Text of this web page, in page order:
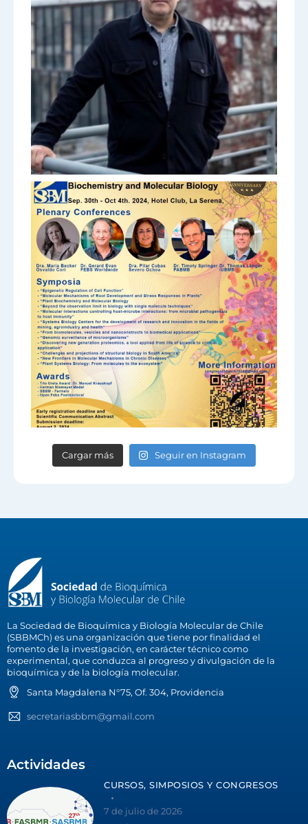
Cargar más Seguir en Instagram
La Sociedad de Bioquímica y Biología Molecular de Chile
(SBBMCh) es una organización que tiene por finalidad el
fomento de la investigación, en carácter técnico como
experimental, que conduzca al progreso y divulgación de la
bioquímica y de la biología molecular.
Santa Magdalena N°75, Of. 304, Providencia
secretariasbbm@gmail.com
Actividades
CURSOS, SIMPOSIOS Y CONGRESOS
7 de julio de 2026